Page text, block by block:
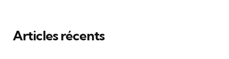
Articles récents